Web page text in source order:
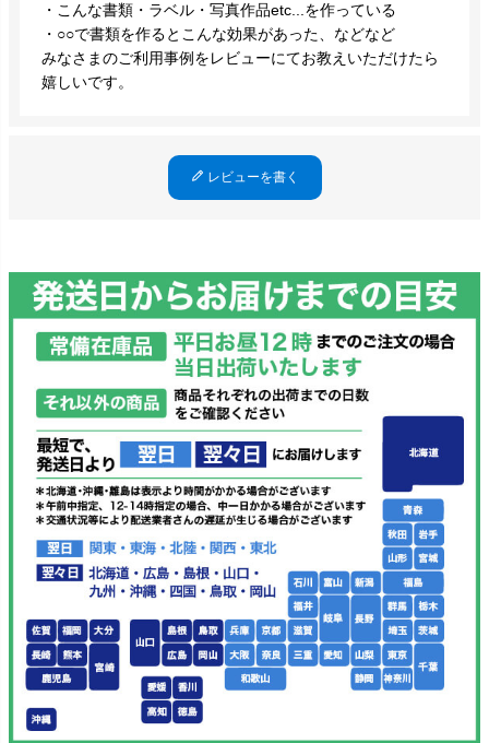
・こんな書類・ラベル・写真作品etc...を作っている
・○○で書類を作るとこんな効果があった、などなど
みなさまのご利用事例をレビューにてお教えいただけたら
嬉しいです。
レビューを書く